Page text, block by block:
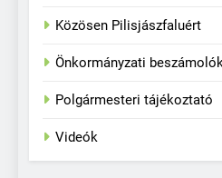
Közösen Pilisjászfaluért
Önkormányzati beszámolók
Polgármesteri tájékoztató
Videók